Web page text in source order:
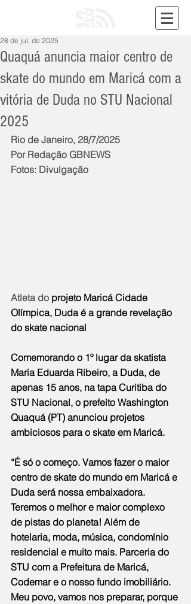
Quaquá anuncia maior centro de
skate do mundo em Maricá com a
vitória de Duda no STU Nacional
2025
28 de jul. de 2025
Rio de Janeiro, 28/7/2025
Por Redação GBNEWS
Fotos: Divulgação
Atleta do projeto Maricá Cidade
Olímpica, Duda é a grande revelação
do skate nacional
Comemorando o 1º lugar da skatista
Maria Eduarda Ribeiro, a Duda, de
apenas 15 anos, na tapa Curitiba do
STU Nacional, o prefeito Washington
Quaquá (PT) anunciou projetos
ambiciosos para o skate em Maricá.
“É só o começo. Vamos fazer o maior
centro de skate do mundo em Maricá e
Duda será nossa embaixadora.
Teremos o melhor e maior complexo
de pistas do planeta! Além de
hotelaria, moda, música, condomínio
residencial e muito mais. Parceria do
STU com a Prefeitura de Maricá,
Codemar e o nosso fundo imobiliário.
Meu povo, vamos nos preparar, porque